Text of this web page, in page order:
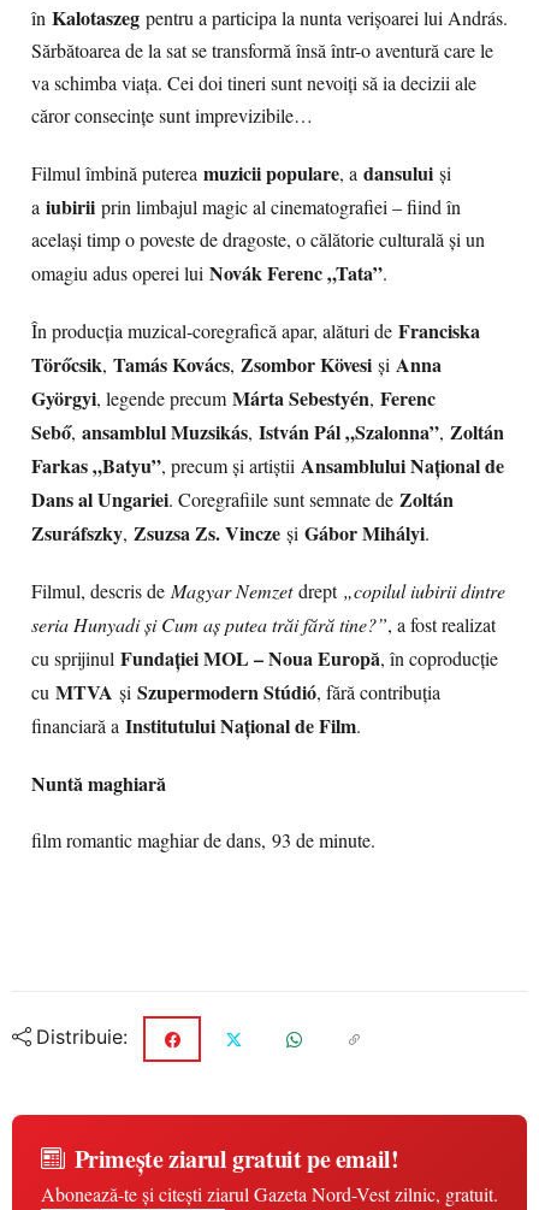
în Kalotaszeg pentru a participa la nunta verișoarei lui András.
Sărbătoarea de la sat se transformă însă într-o aventură care le
va schimba viața. Cei doi tineri sunt nevoiți să ia decizii ale
căror consecințe sunt imprevizibile…
Filmul îmbină puterea muzicii populare, a dansului și
a iubirii prin limbajul magic al cinematografiei – fiind în
același timp o poveste de dragoste, o călătorie culturală și un
omagiu adus operei lui Novák Ferenc „Tata”.
În producția muzical-coregrafică apar, alături de Franciska
Törőcsik, Tamás Kovács, Zsombor Kövesi și Anna
Györgyi, legende precumMárta Sebestyén, Ferenc
Sebő, ansamblul Muzsikás, István Pál „Szalonna”, Zoltán
Farkas „Batyu”, precum și artiștii Ansamblului Național de
Dans al Ungariei. Coregrafiile sunt semnate de Zoltán
Zsuráfszky, Zsuzsa Zs. Vincze și Gábor Mihályi.
Filmul, descris de Magyar Nemzetdrept „copilul iubirii dintre
seria Hunyadi și Cum aș putea trăi fără tine?”, a fost realizat
cu sprijinul Fundației MOL – Noua Europă, în coproducție
cu MTVA și Szupermodern Stúdió, fără contribuția
financiară a Institutului Național de Film.
Nuntă maghiară
film romantic maghiar de dans, 93 de minute.
Distribuie:
Primește ziarul gratuit pe email!
Abonează-te și citești ziarul Gazeta Nord-Vest zilnic, gratuit.